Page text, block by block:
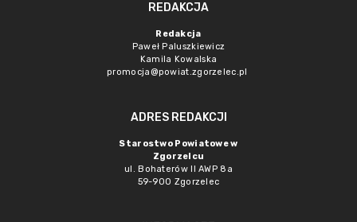
REDAKCJA
Redakcja
Paweł Paluszkiewicz
Kamila Kowalska
promocja@powiat.zgorzelec.pl
ADRES REDAKCJI
Starostwo Powiatowe w
Zgorzelcu
ul. Bohaterów II AWP 8a
59-900 Zgorzelec